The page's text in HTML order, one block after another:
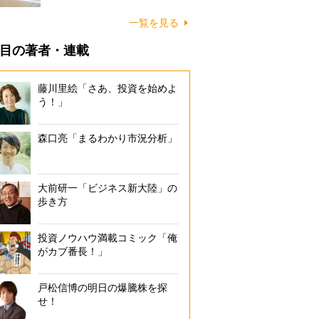
一覧を見る
の著者・連載
藤川里絵「さあ、投資を始めよ
う！」
森口亮「まるわかり市況分析」
大前研一「ビジネス新大陸」の
歩き方
投資ノウハウ満載コミック「俺
がカブ番長！」
戸松信博の明日の爆騰株を探
せ！